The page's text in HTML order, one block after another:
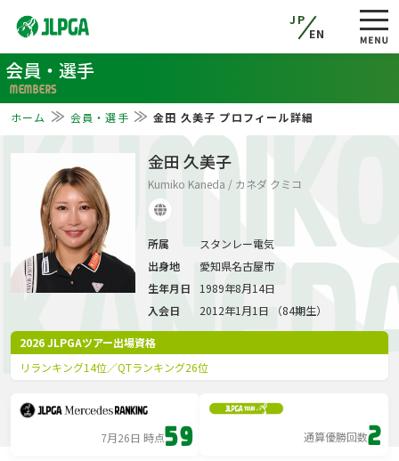
JP
EN
会員・選手
MEMBERS
ホーム 会員・選手 金田 久美子 プロフィール詳細
金田 久美子
Kumiko Kaneda / カネダ クミコ
2026 JLPGAツアー出場資格
リランキング14位／QTランキング26位
所属
スタンレー電気
出身地
愛知県名古屋市
生年月日
1989年8月14日
入会日
2012年1月1日 （84期生）
7月26日 時点59 通算優勝回数2